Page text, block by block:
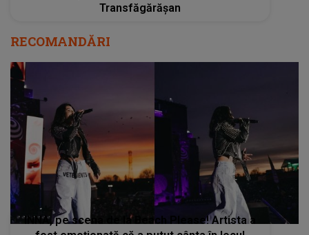
Transfăgărășan
RECOMANDĂRI
INNA, pe scena de la Beach Please! Artista a